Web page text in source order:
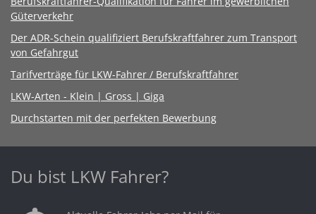
Güterverkehr
Der ADR-Schein qualifiziert Berufskraftfahrer zum Transport
von Gefahrgut
Tarifverträge für LKW-Fahrer / Berufskraftfahrer
LKW-Arten - Klein | Gross | Giga
Durchstarten mit der perfekten Bewerbung
Du bist LKW Fahrer?